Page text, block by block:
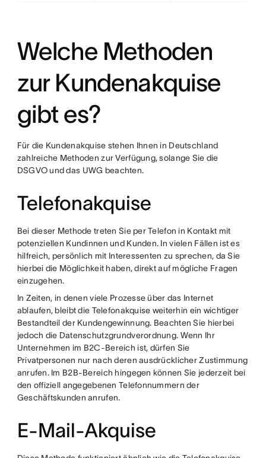
Welche Methoden
zur Kundenakquise
gibt es?
Für die Kundenakquise stehen Ihnen in Deutschland
zahlreiche Methoden zur Verfügung, solange Sie die
DSGVO und das UWG beachten.
Telefonakquise
Bei dieser Methode treten Sie per Telefon in Kontakt mit
potenziellen Kundinnen und Kunden. In vielen Fällen ist es
hilfreich, persönlich mit Interessenten zu sprechen, da Sie
hierbei die Möglichkeit haben, direkt auf mögliche Fragen
einzugehen.
In Zeiten, in denen viele Prozesse über das Internet
ablaufen, bleibt die Telefonakquise weiterhin ein wichtiger
Bestandteil der Kundengewinnung. Beachten Sie hierbei
jedoch die Datenschutzgrundverordnung. Wenn Ihr
Unternehmen im B2C-Bereich ist, dürfen Sie
Privatpersonen nur nach deren ausdrücklicher Zustimmung
anrufen. Im B2B-Bereich hingegen können Sie jederzeit bei
den offiziell angegebenen Telefonnummern der
Geschäftskunden anrufen.
E-Mail-Akquise